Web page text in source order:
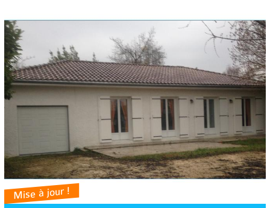
Mise à jour !